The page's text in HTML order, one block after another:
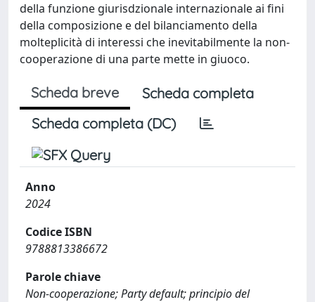
della funzione giurisdzionale internazionale ai fini
della composizione e del bilanciamento della
molteplicità di interessi che inevitabilmente la non-
cooperazione di una parte mette in giuoco.
Scheda breve
Scheda completa
Scheda completa (DC)
Anno
2024
Codice ISBN
9788813386672
Parole chiave
Non-cooperazione; Party default; principio del